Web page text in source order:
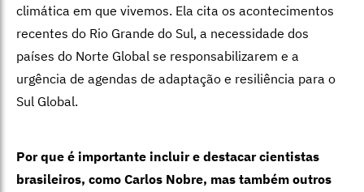
climática em que vivemos. Ela cita os acontecimentos
recentes do Rio Grande do Sul, a necessidade dos
países do Norte Global se responsabilizarem e a
urgência de agendas de adaptação e resiliência para o
Sul Global.
Por que é importante incluir e destacar cientistas
brasileiros, como Carlos Nobre, mas também outros